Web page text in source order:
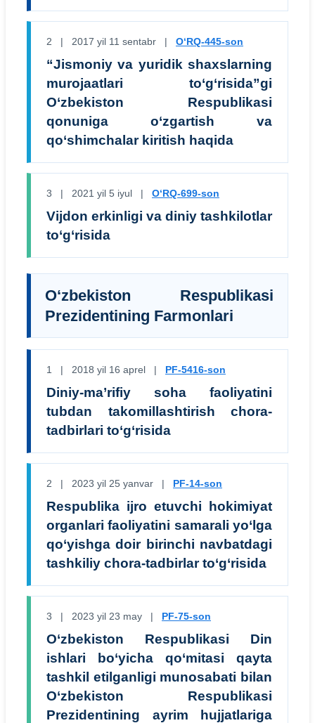
2 | 2017 yil 11 sentabr | O‘RQ-445-son
“Jismoniy va yuridik shaxslarning
murojaatlari to‘g‘risida”gi
O‘zbekiston Respublikasi
qonuniga o‘zgartish va
qo‘shimchalar kiritish haqida
3 | 2021 yil 5 iyul | O‘RQ-699-son
Vijdon erkinligi va diniy tashkilotlar
to‘g‘risida
O‘zbekiston Respublikasi
Prezidentining Farmonlari
1 | 2018 yil 16 aprel | PF-5416-son
Diniy-ma’rifiy soha faoliyatini
tubdan takomillashtirish chora-
tadbirlari to‘g‘risida
2 | 2023 yil 25 yanvar | PF-14-son
Respublika ijro etuvchi hokimiyat
organlari faoliyatini samarali yo‘lga
qo‘yishga doir birinchi navbatdagi
tashkiliy chora-tadbirlar to‘g‘risida
3 | 2023 yil 23 may | PF-75-son
O‘zbekiston Respublikasi Din
ishlari bo‘yicha qo‘mitasi qayta
tashkil etilganligi munosabati bilan
O‘zbekiston Respublikasi
Prezidentining ayrim hujjatlariga